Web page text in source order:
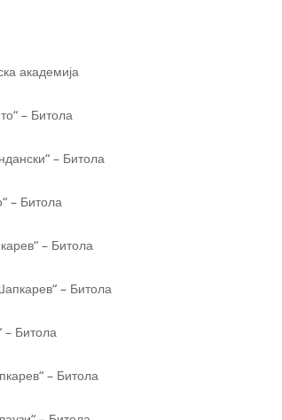
академија
– Битола
– Битола
– Битола
– Битола
– Битола
– Битола
– Битола